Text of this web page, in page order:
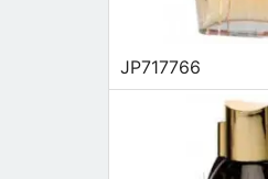
JP717766